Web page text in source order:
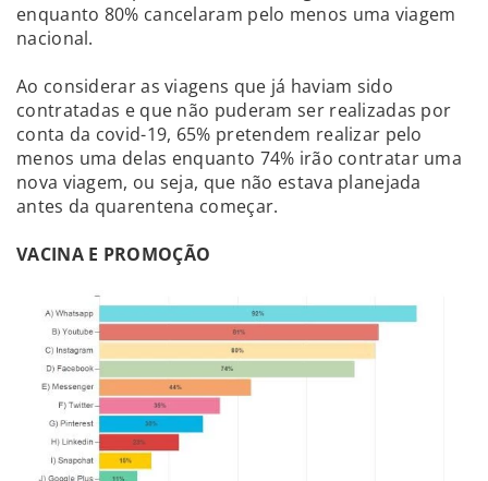
enquanto 80% cancelaram pelo menos uma viagem
nacional.
Ao considerar as viagens que já haviam sido
contratadas e que não puderam ser realizadas por
conta da covid-19, 65% pretendem realizar pelo
menos uma delas enquanto 74% irão contratar uma
nova viagem, ou seja, que não estava planejada
antes da quarentena começar.
VACINA E PROMOÇÃO